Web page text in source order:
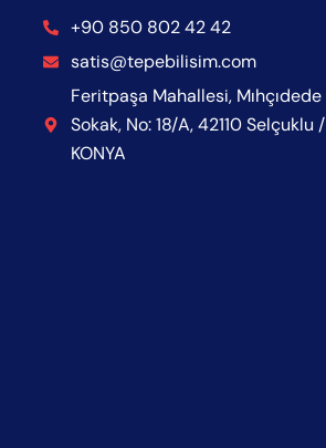
+90 850 802 42 42
satis@tepebilisim.com
Feritpaşa Mahallesi, Mıhçıdede
Sokak, No: 18/A, 42110 Selçuklu /
KONYA